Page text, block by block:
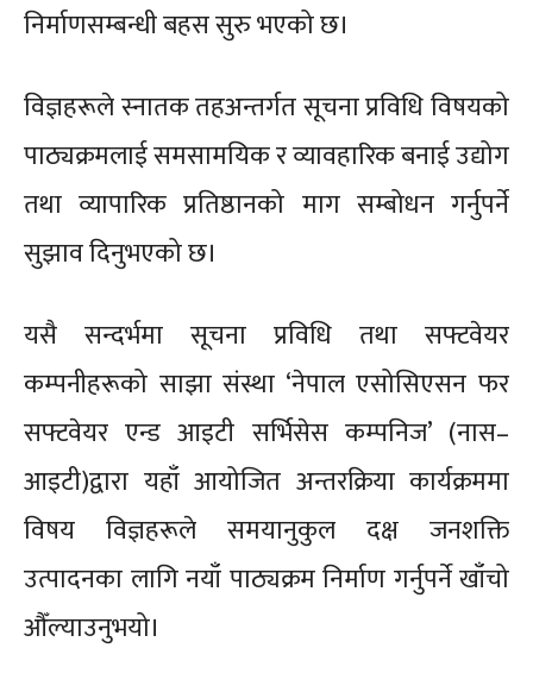
निर्माणसम्बन्धी बहस सुरु भएको छ।
विज्ञहरूले स्नातक तहअन्तर्गत सूचना प्रविधि विषयको
पाठ्यक्रमलाई समसामयिक र व्यावहारिक बनाई उद्योग
तथा व्यापारिक प्रतिष्ठानको माग सम्बोधन गर्नुपर्ने
सुझाव दिनुभएको छ।
यसै सन्दर्भमा सूचना प्रविधि तथा सफ्टवेयर
कम्पनीहरूको साझा संस्था ‘नेपाल एसोसिएसन फर
सफ्टवेयर एन्ड आइटी सर्भिसेस कम्पनिज’ (नास–
आइटी)द्वारा यहाँ आयोजित अन्तरक्रिया कार्यक्रममा
विषय विज्ञहरूले समयानुकुल दक्ष जनशक्ति
उत्पादनका लागि नयाँ पाठ्यक्रम निर्माण गर्नुपर्ने खाँचो
औँल्याउनुभयो।